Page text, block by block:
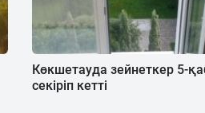
Көкшетауда зейнеткер 5-
секіріп кетті